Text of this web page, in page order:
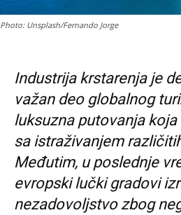
Photo: Unsplash/Fernando Jorge
Industrija krstarenja je
važan deo globalnog
luksuzna putovanja
sa istraživanjem
Međutim, u poslednje
evropski lučki gradovi
nezadovoljstvo zbog